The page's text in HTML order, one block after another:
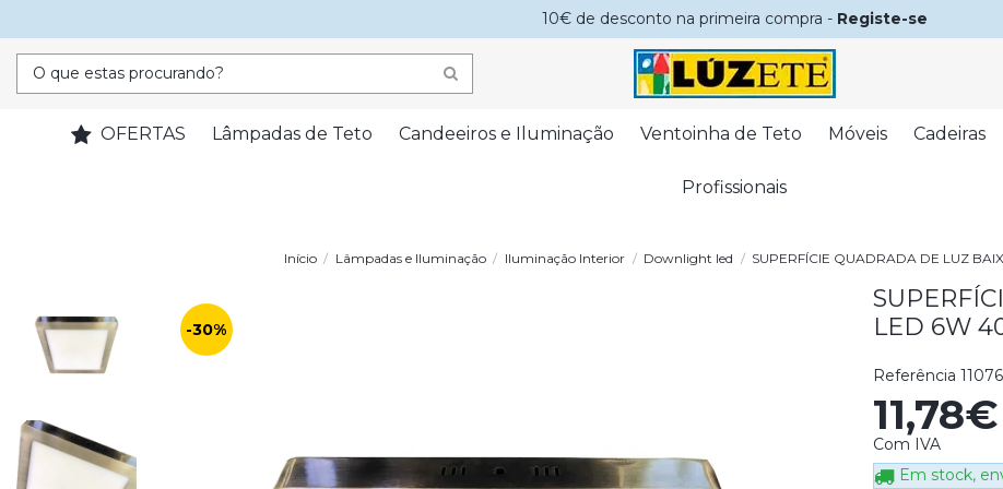
10€ de desconto na primeira compra - Registe-se
OFERTAS Lâmpadas de Teto Candeeiros e Iluminação Ventoinha de Teto Móveis Cadeiras
Profissionais
Início Lâmpadas e Iluminação Iluminação Interior Downlight led SUPERFÍCIE QUADRADA DE LUZ
-30%
LED 6W
Referência
11,78€
Com IVA
Em stock,